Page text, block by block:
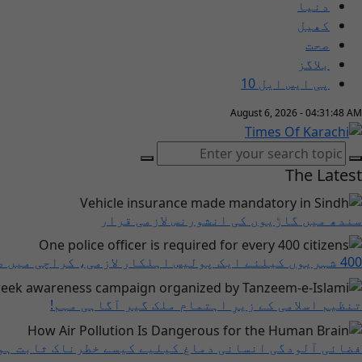
دنیا
کھیل
صحت
بلاگز
پی ایس ایل 10
August 6, 2026 - 04:31:49 AM
The Latest
سندھ میں گاڑیوں کی انشورنس لازمی قرار
400 شہریوں کیلئے ایک پولیس اہلکار لازمی، کراچی میں صورتحال کیا ہے؟
تنظیم اسلامی کے زیرِ اہتمام ملک گیر آگاہی مہم!
فضائی آلودگی انسانی دماغ کیلیے کیسے خطرناک ثابت